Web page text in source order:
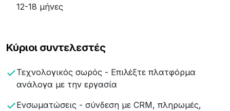
12-18 μήνες
Κύριοι συντελεστές
Τεχνολογικός σωρός - Επιλέξτε πλατφόρμα
ανάλογα με την εργασία
Ενσωματώσεις - σύνδεση με CRM, πληρωμές,